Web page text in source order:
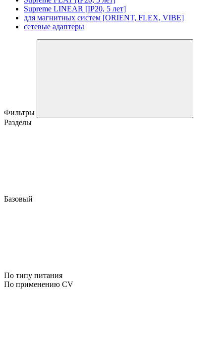
Supreme LINEAR [IP20, 5 лет]
для магнитных систем [ORIENT, FLEX, VIBE]
сетевые адаптеры
Фильтры
Разделы
Базовый
По типу питания
По применению CV